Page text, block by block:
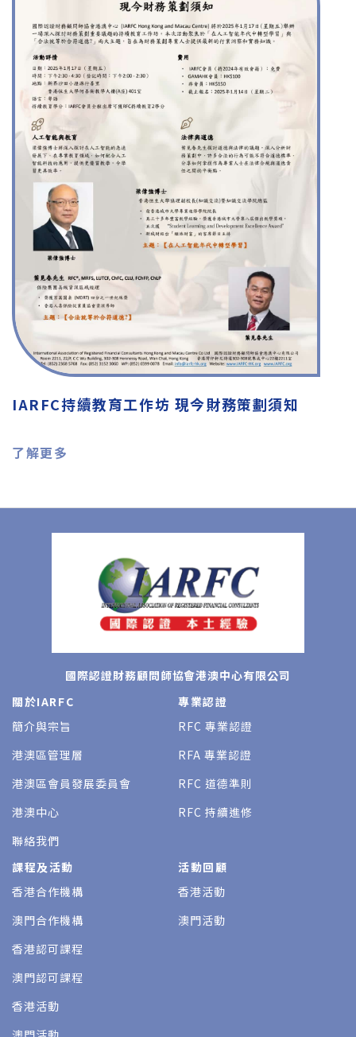
IARFC持續教育工作坊 現今財務策劃須知
了解更多
國際認證財務顧問師協會港澳中心有限公司
關於IARFC
簡介與宗旨
港澳區管理層
港澳區會員發展委員會
港澳中心
聯絡我們
專業認證
RFC 專業認證
RFA 專業認證
RFC 道德準則
RFC 持續進修
課程及活動
香港合作機構
澳門合作機構
香港認可課程
澳門認可課程
香港活動
活動回顧
香港活動
澳門活動